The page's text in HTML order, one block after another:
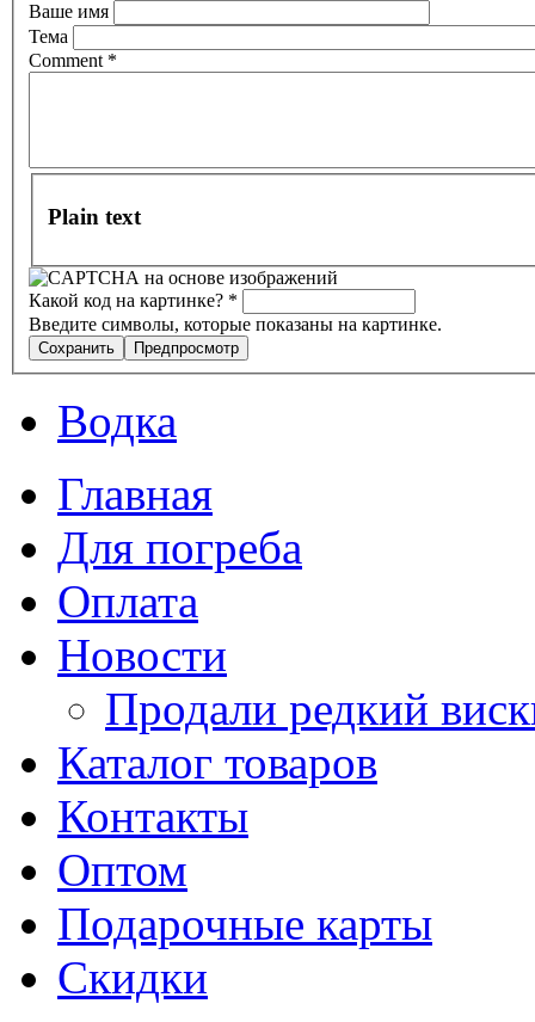
Ваше имя
Тема
Comment *
Plain text
Какой код на картинке? *
Введите символы, которые показаны на картинке.
Водка
Главная
Для погреба
Оплата
Новости
Продали редкий
Каталог товаров
Контакты
Оптом
Подарочные карты
Скидки